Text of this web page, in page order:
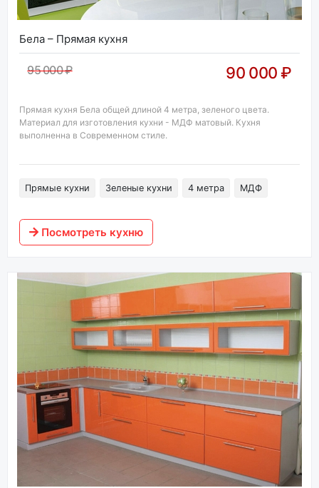
Бела – Прямая кухня
95 000 ₽ 90 000 ₽
Прямая кухня Бела общей длиной 4 метра, зеленого цвета.
Материал для изготовления кухни - МДФ матовый. Кухня
выполненна в Современном стиле.
Прямые кухни Зеленые кухни 4 метра МДФ
Посмотреть кухню